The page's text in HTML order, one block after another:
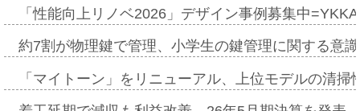
「性能向上リノベ2026」デザイン事例募集中
約7割が物理鍵で管理、小学生の鍵管理に関する意
「マイトーン」をリニューアル、上位モデルの清